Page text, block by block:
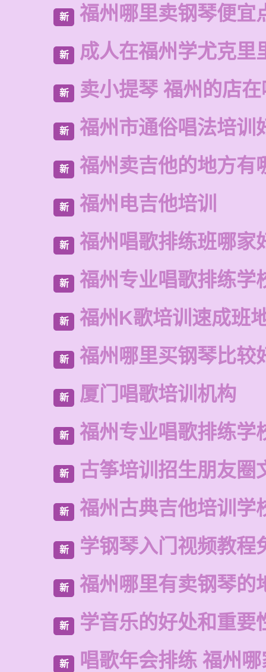
新 福州哪里卖钢琴便宜
新 成人在福州学尤克里
新 卖小提琴 福州的店
新 福州市通俗唱法培训
新 福州卖吉他的地方有
新 福州电吉他培训
新 福州唱歌排练班哪家
新 福州专业唱歌排练学
新 福州K歌培训速成班
新 福州哪里买钢琴比较
新 厦门唱歌培训机构
新 福州专业唱歌排练学
新 古筝培训招生朋友圈
新 福州古典吉他培训学
新 学钢琴入门视频教程
新 福州哪里有卖钢琴的
新 学音乐的好处和重要
新 唱歌年会排练 福州